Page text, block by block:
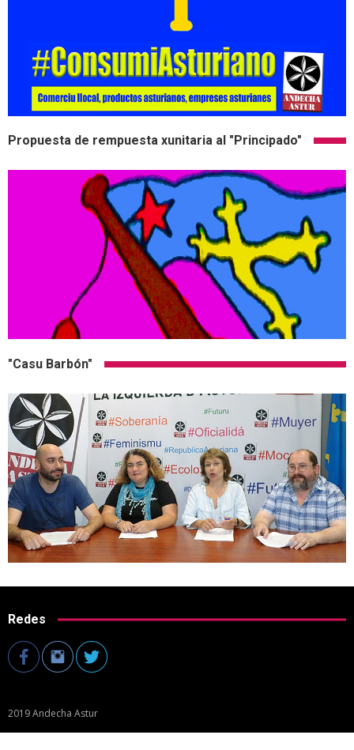
Propuesta de rempuesta xunitaria al "Principado"
"Casu Barbón"
Redes
2019 Andecha Astur